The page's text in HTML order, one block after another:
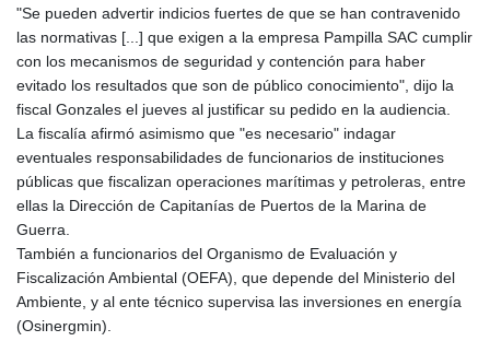
"Se pueden advertir indicios fuertes de que se han contravenido
las normativas [...] que exigen a la empresa Pampilla SAC cumplir
con los mecanismos de seguridad y contención para haber
evitado los resultados que son de público conocimiento", dijo la
fiscal Gonzales el jueves al justificar su pedido en la audiencia.
La fiscalía afirmó asimismo que "es necesario" indagar
eventuales responsabilidades de funcionarios de instituciones
públicas que fiscalizan operaciones marítimas y petroleras, entre
ellas la Dirección de Capitanías de Puertos de la Marina de
Guerra.
También a funcionarios del Organismo de Evaluación y
Fiscalización Ambiental (OEFA), que depende del Ministerio del
Ambiente, y al ente técnico supervisa las inversiones en energía
(Osinergmin).